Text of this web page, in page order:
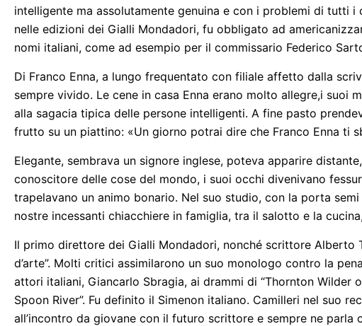
intelligente ma assolutamente genuina e con i problemi di tutti
nelle edizioni dei Gialli Mondadori, fu obbligato ad
nomi italiani, come ad esempio per il commissario Federico
Di Franco Enna, a lungo frequentato con filiale affetto dalla
sempre vivido. Le cene in casa Enna erano molto allegre,i suoi
alla sagacia tipica delle persone intelligenti. A fine pasto
frutto su un piattino: «Un giorno potrai dire che Franco Enna ti
Elegante, sembrava un signore inglese, poteva apparire
conoscitore delle cose del mondo, i suoi occhi divenivano
trapelavano un animo bonario. Nel suo studio, con la porta
nostre incessanti chiacchiere in famiglia, tra il salotto e la
Il primo direttore dei Gialli Mondadori, nonché scrittore Alberto
d’arte”. Molti critici assimilarono un suo monologo contro la
attori italiani, Giancarlo Sbragia, ai drammi di “Thornton Wilder
Spoon River”. Fu definito il Simenon italiano. Camilleri nel suo
all’incontro da giovane con il futuro scrittore e sempre ne parla